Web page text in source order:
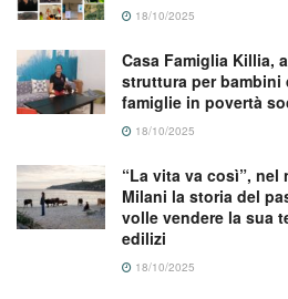
18/10/2025
Casa Famiglia Killia,
struttura per
famiglie in povertà
18/10/2025
“La vita va così”,
Milani la storia del
volle vendere la sua
edilizi
18/10/2025